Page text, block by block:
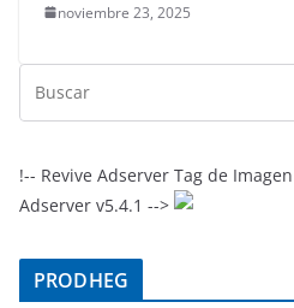
noviembre 23, 2025
!-- Revive Adserver Tag de
Adserver v5.4.1 -->
PRODHEG